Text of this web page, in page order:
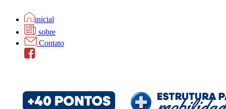
inicial
sobre
Contato